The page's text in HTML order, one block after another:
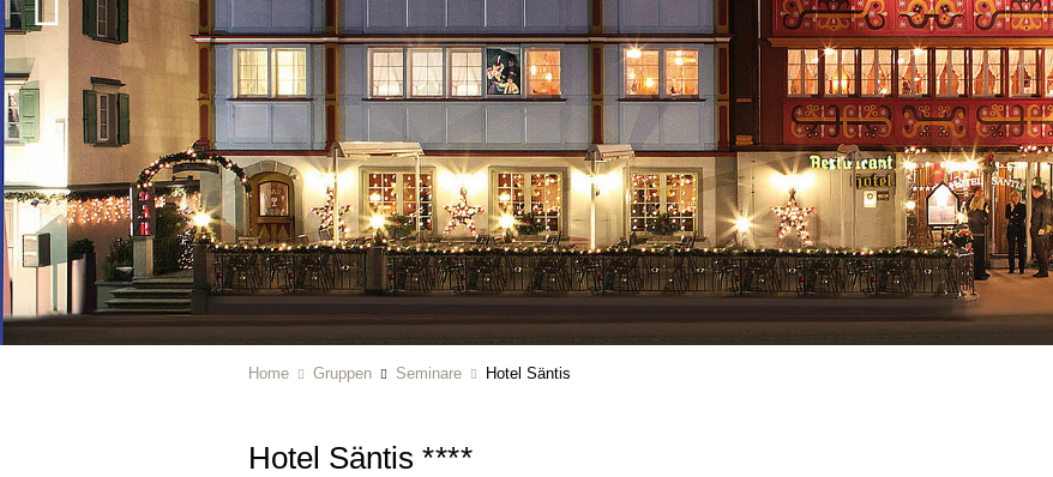
Home Gruppen Seminare Hotel Säntis
Hotel Säntis ****